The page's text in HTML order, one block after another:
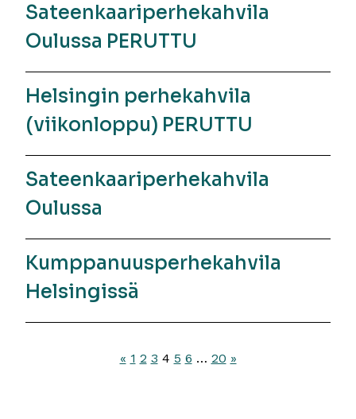
Sateenkaariperhekahvila
Oulussa PERUTTU
Helsingin perhekahvila
(viikonloppu) PERUTTU
Sateenkaariperhekahvila
Oulussa
Kumppanuusperhekahvila
Helsingissä
Artikkelien
« 1 2 3 4 5 6 … 20 »